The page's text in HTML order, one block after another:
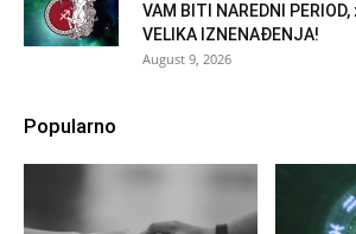
VAM BITI NAREDNI
VELIKA IZNENAĐENJA!
August 9, 2026
Popularno